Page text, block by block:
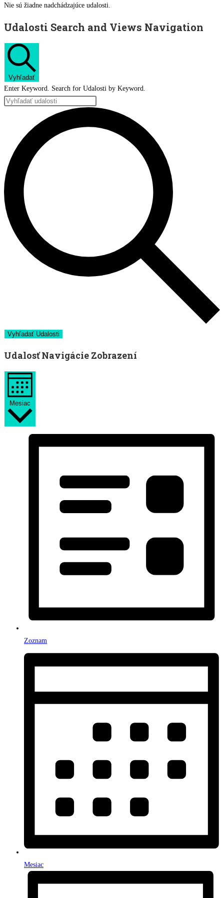
Nie sú žiadne nadchádzajúce udalosti.
Udalosti Search and Views Navigation
Vyhľadať
Enter Keyword. Search for Udalosti by Keyword.
Vyhľadať Udalosti
Udalosť Navigácie Zobrazení
Mesiac
Zoznam
Mesiac